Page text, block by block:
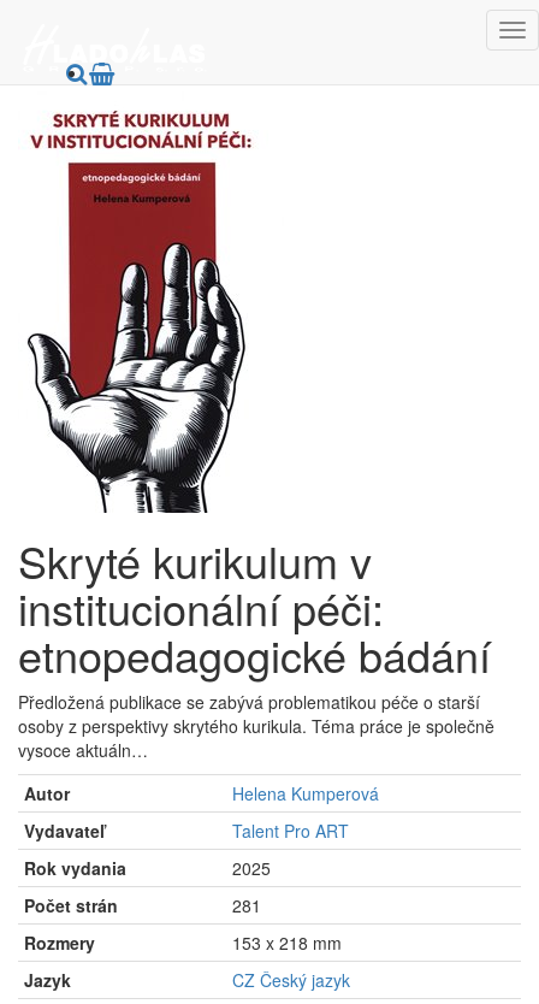
Skryté kurikulum v
institucionální péči:
etnopedagogické bádání
Předložená publikace se zabývá problematikou péče o starší
osoby z perspektivy skrytého kurikula. Téma práce je společně
vysoce aktuáln…
Autor
Helena Kumperová
Vydavateľ
Talent Pro ART
Rok vydania
2025
Počet strán
281
Rozmery
153 x 218 mm
Jazyk
CZ Český jazyk